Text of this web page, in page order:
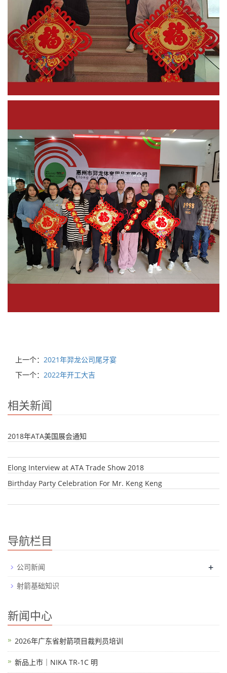
上一个： 2021年羿龙公司尾牙宴
下一个： 2022年开工大吉
相关新闻
2018年ATA美国展会通知
Elong Interview at ATA Trade Show 2018
Birthday Party Celebration For Mr. Keng Keng
导航栏目
公司新闻 +
射箭基础知识
新闻中心
2026年广东省射箭项目裁判员培训
新品上市｜NIKA TR-1C 明